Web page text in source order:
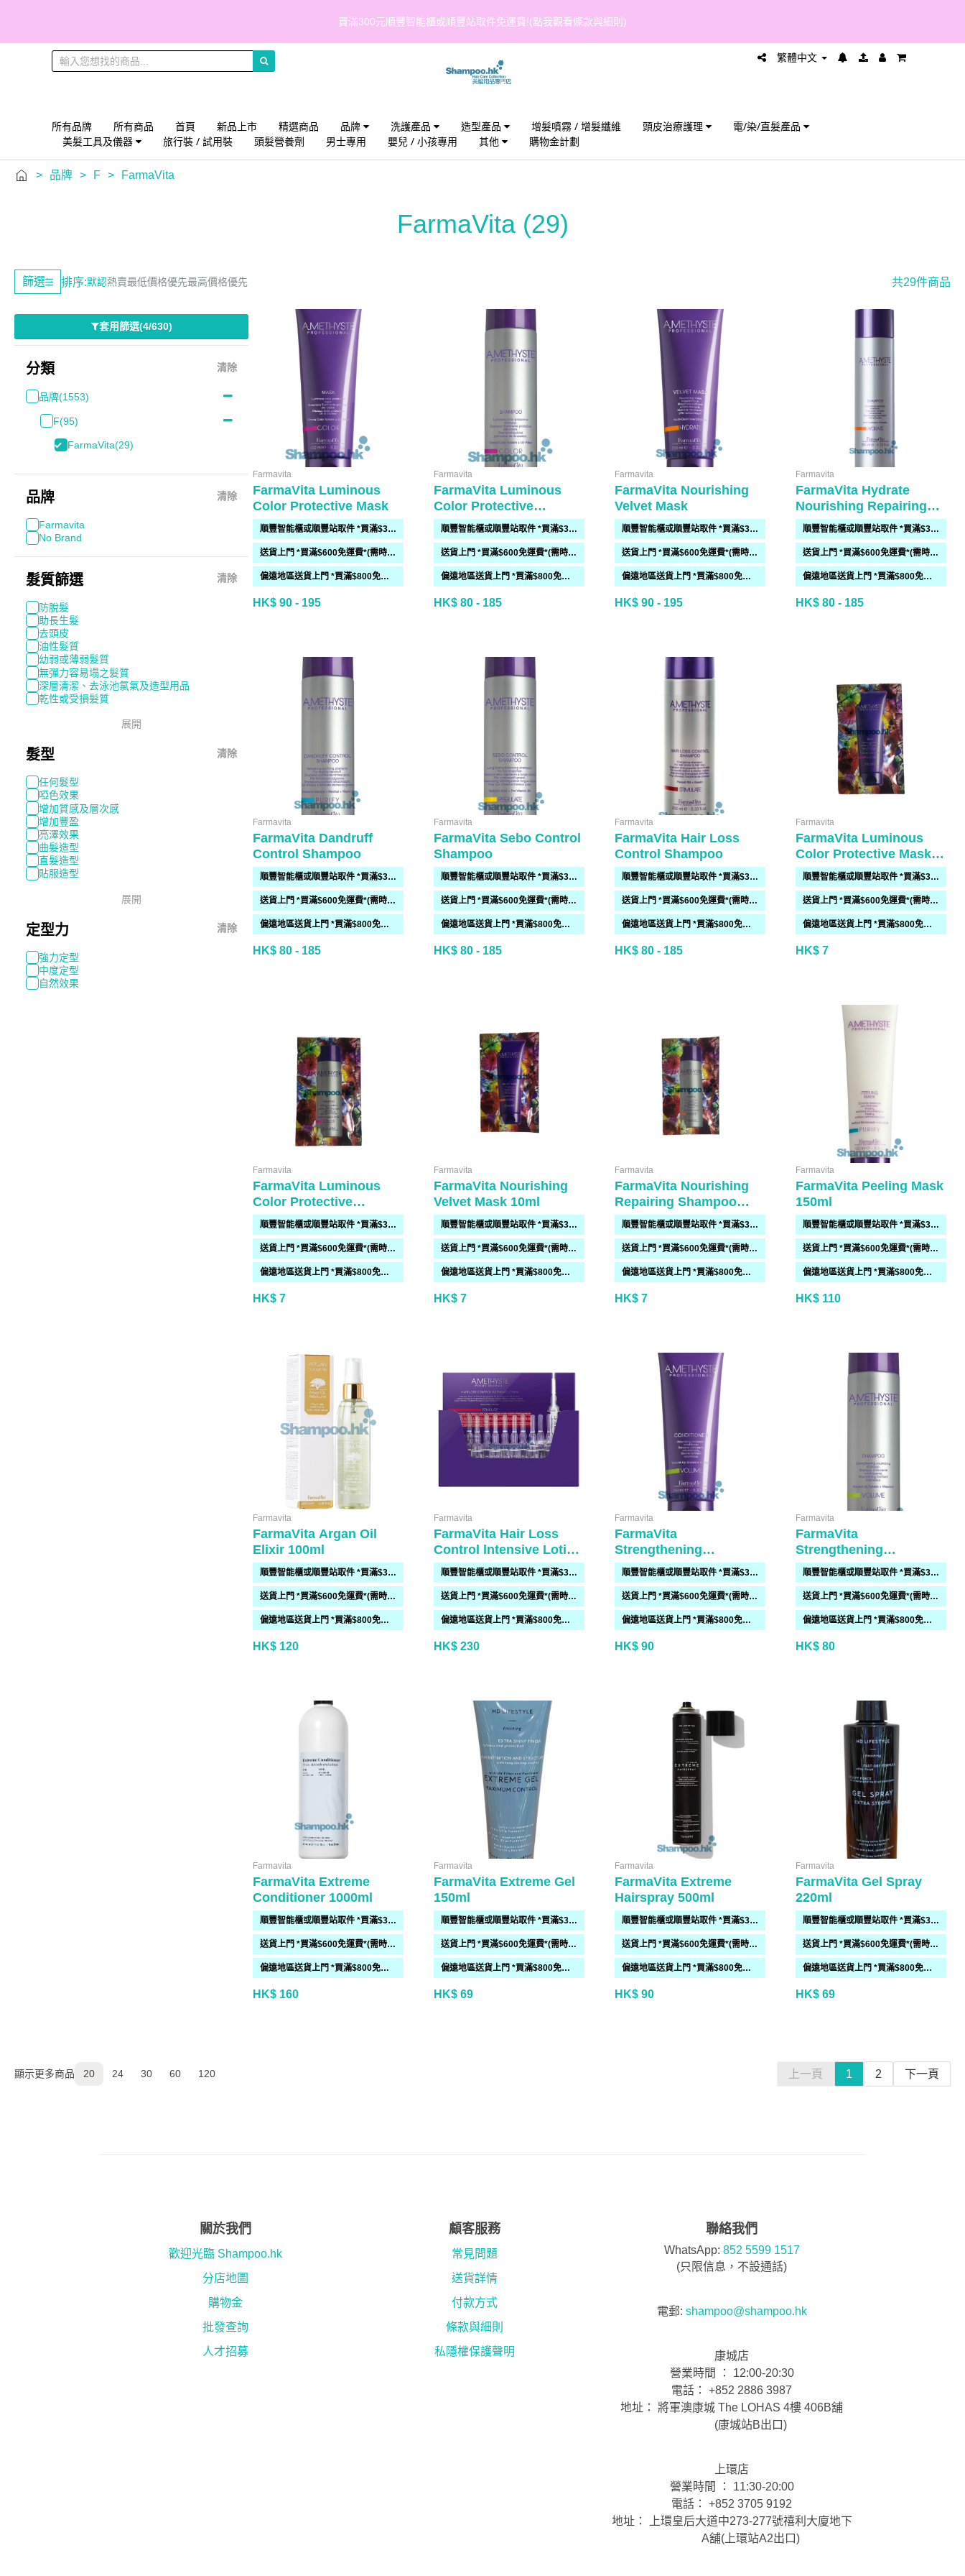
買滿300元順豐智能櫃或順豐站取件免運費!(點我觀看條款與細則)
繁體中文
所有品牌 所有商品 首頁 新品上市 精選商品 品牌 洗護產品 造型產品 增髮噴霧 / 增髮纖維 頭皮治療護理
電/染/直髮產品
美髮工具及儀器
旅行裝 / 試用裝 頭髮營養劑 男士專用 嬰兒 / 小孩專用 其他 購物金計劃
> 品牌 > F > FarmaVita
FarmaVita (29)
篩選 排序:默認熱賣最低價格優先最高價格優先 共29件商品
套用篩選(4/630)
分類 清除
品牌(1553)
F(95)
FarmaVita(29)
品牌 清除
Farmavita
No Brand
髮質篩選 清除
防脫髮
助長生髮
去頭皮
油性髮質
幼弱或薄弱髮質
無彈力容易塌之髮質
深層清潔、去泳池氯氣及造型用品
乾性或受損髮質
展開
髮型 清除
任何髮型
啞色效果
增加質感及層次感
增加豐盈
亮澤效果
曲髮造型
直髮造型
貼服造型
展開
定型力 清除
強力定型
中度定型
自然效果
Farmavita
FarmaVita Luminous
Color Protective Mask
順豐智能櫃或順豐站取件 *買滿$300免運費*
送貨上門 *買滿$600免運費*(需時 2-6過工作天)
偏遠地區送貨上門 *買滿$800免運費*(需時 2-6個工作天)
HK$ 90 - 195
Farmavita
FarmaVita Luminous
Color Protective
Shampoo
順豐智能櫃或順豐站取件 *買滿$300免運費*
送貨上門 *買滿$600免運費*(需時 2-6過工作天)
偏遠地區送貨上門 *買滿$800免運費*(需時 2-6個工作天)
HK$ 80 - 185
Farmavita
FarmaVita Nourishing
Velvet Mask
順豐智能櫃或順豐站取件 *買滿$300免運費*
送貨上門 *買滿$600免運費*(需時 2-6過工作天)
偏遠地區送貨上門 *買滿$800免運費*(需時 2-6個工作天)
HK$ 90 - 195
Farmavita
FarmaVita Hydrate
Nourishing Repairing
Shampoo
順豐智能櫃或順豐站取件 *買滿$300免運費*
送貨上門 *買滿$600免運費*(需時 2-6過工作天)
偏遠地區送貨上門 *買滿$800免運費*(需時 2-6個工作天)
HK$ 80 - 185
Farmavita
FarmaVita Dandruff
Control Shampoo
順豐智能櫃或順豐站取件 *買滿$300免運費*
送貨上門 *買滿$600免運費*(需時 2-6過工作天)
偏遠地區送貨上門 *買滿$800免運費*(需時 2-6個工作天)
HK$ 80 - 185
Farmavita
FarmaVita Sebo Control
Shampoo
順豐智能櫃或順豐站取件 *買滿$300免運費*
送貨上門 *買滿$600免運費*(需時 2-6過工作天)
偏遠地區送貨上門 *買滿$800免運費*(需時 2-6個工作天)
HK$ 80 - 185
Farmavita
FarmaVita Hair Loss
Control Shampoo
順豐智能櫃或順豐站取件 *買滿$300免運費*
送貨上門 *買滿$600免運費*(需時 2-6過工作天)
偏遠地區送貨上門 *買滿$800免運費*(需時 2-6個工作天)
HK$ 80 - 185
Farmavita
FarmaVita Luminous
Color Protective Mask
10ml
順豐智能櫃或順豐站取件 *買滿$300免運費*
送貨上門 *買滿$600免運費*(需時 2-6過工作天)
偏遠地區送貨上門 *買滿$800免運費*(需時 2-6個工作天)
HK$ 7
Farmavita
FarmaVita Luminous
Color Protective
Shampoo 10ml
順豐智能櫃或順豐站取件 *買滿$300免運費*
送貨上門 *買滿$600免運費*(需時 2-6過工作天)
偏遠地區送貨上門 *買滿$800免運費*(需時 2-6個工作天)
HK$ 7
Farmavita
FarmaVita Nourishing
Velvet Mask 10ml
順豐智能櫃或順豐站取件 *買滿$300免運費*
送貨上門 *買滿$600免運費*(需時 2-6過工作天)
偏遠地區送貨上門 *買滿$800免運費*(需時 2-6個工作天)
HK$ 7
Farmavita
FarmaVita Nourishing
Repairing Shampoo
10ml
順豐智能櫃或順豐站取件 *買滿$300免運費*
送貨上門 *買滿$600免運費*(需時 2-6過工作天)
偏遠地區送貨上門 *買滿$800免運費*(需時 2-6個工作天)
HK$ 7
Farmavita
FarmaVita Peeling Mask
150ml
順豐智能櫃或順豐站取件 *買滿$300免運費*
送貨上門 *買滿$600免運費*(需時 2-6過工作天)
偏遠地區送貨上門 *買滿$800免運費*(需時 2-6個工作天)
HK$ 110
Farmavita
FarmaVita Argan Oil
Elixir 100ml
順豐智能櫃或順豐站取件 *買滿$300免運費*
送貨上門 *買滿$600免運費*(需時 2-6過工作天)
偏遠地區送貨上門 *買滿$800免運費*(需時 2-6個工作天)
HK$ 120
Farmavita
FarmaVita Hair Loss
Control lntensive Lotion
8ml x 12
順豐智能櫃或順豐站取件 *買滿$300免運費*
送貨上門 *買滿$600免運費*(需時 2-6過工作天)
偏遠地區送貨上門 *買滿$800免運費*(需時 2-6個工作天)
HK$ 230
Farmavita
FarmaVita
Strengthening
Volumizing Conditioner
250ml
順豐智能櫃或順豐站取件 *買滿$300免運費*
送貨上門 *買滿$600免運費*(需時 2-6過工作天)
偏遠地區送貨上門 *買滿$800免運費*(需時 2-6個工作天)
HK$ 90
Farmavita
FarmaVita
Strengthening
Volumizing Shampoo
250ml
順豐智能櫃或順豐站取件 *買滿$300免運費*
送貨上門 *買滿$600免運費*(需時 2-6過工作天)
偏遠地區送貨上門 *買滿$800免運費*(需時 2-6個工作天)
HK$ 80
Farmavita
FarmaVita Extreme
Conditioner 1000ml
順豐智能櫃或順豐站取件 *買滿$300免運費*
送貨上門 *買滿$600免運費*(需時 2-6過工作天)
偏遠地區送貨上門 *買滿$800免運費*(需時 2-6個工作天)
HK$ 160
Farmavita
FarmaVita Extreme Gel
150ml
順豐智能櫃或順豐站取件 *買滿$300免運費*
送貨上門 *買滿$600免運費*(需時 2-6過工作天)
偏遠地區送貨上門 *買滿$800免運費*(需時 2-6個工作天)
HK$ 69
Farmavita
FarmaVita Extreme
Hairspray 500ml
順豐智能櫃或順豐站取件 *買滿$300免運費*
送貨上門 *買滿$600免運費*(需時 2-6過工作天)
偏遠地區送貨上門 *買滿$800免運費*(需時 2-6個工作天)
HK$ 90
Farmavita
FarmaVita Gel Spray
220ml
順豐智能櫃或順豐站取件 *買滿$300免運費*
送貨上門 *買滿$600免運費*(需時 2-6過工作天)
偏遠地區送貨上門 *買滿$800免運費*(需時 2-6個工作天)
HK$ 69
顯示更多商品 20 24 30 60 120 上一頁 1 2 下一頁
關於我們
歡迎光臨 Shampoo.hk
分店地圖
購物金
批發查詢
人才招募
顧客服務
常見問題
送貨詳情
付款方式
條款與細則
私隱權保護聲明
聯絡我們
WhatsApp: 852 5599 1517
(只限信息，不設通話)
電郵: shampoo@shampoo.hk
康城店
營業時間 ： 12:00-20:30
電話： +852 2886 3987
地址： 將軍澳康城 The LOHAS 4樓 406B舖
(康城站B出口)
上環店
營業時間 ： 11:30-20:00
電話： +852 3705 9192
地址： 上環皇后大道中273-277號禧利大廈地下
A舖(上環站A2出口)